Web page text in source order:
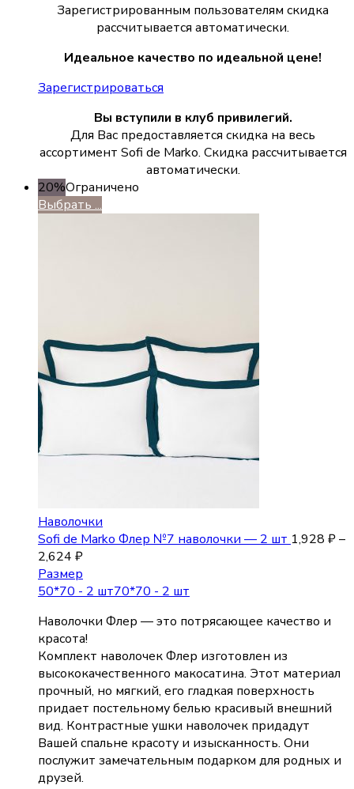
Зарегистрированным пользователям скидка
рассчитывается автоматически.
Идеальное качество по идеальной цене!
Зарегистрироваться
Вы вступили в клуб привилегий.
Для Вас предоставляется скидка на весь
ассортимент Sofi de Marko. Скидка рассчитывается
автоматически.
20%Ограничено
Выбрать ...
Наволочки
Sofi de Marko Флер №7 наволочки — 2 шт 1,928 ₽–
2,624 ₽
Размер
50*70 - 2 шт70*70 - 2 шт
Наволочки Флер — это потрясающее качество и
красота!
Комплект наволочек Флер изготовлен из
высококачественного макосатина. Этот материал
прочный, но мягкий, его гладкая поверхность
придает постельному белью красивый внешний
вид. Контрастные ушки наволочек придадут
Вашей спальне красоту и изысканность. Они
послужит замечательным подарком для родных и
друзей.